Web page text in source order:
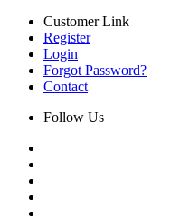
Customer Link
Register
Login
Forgot Password?
Contact
Follow Us